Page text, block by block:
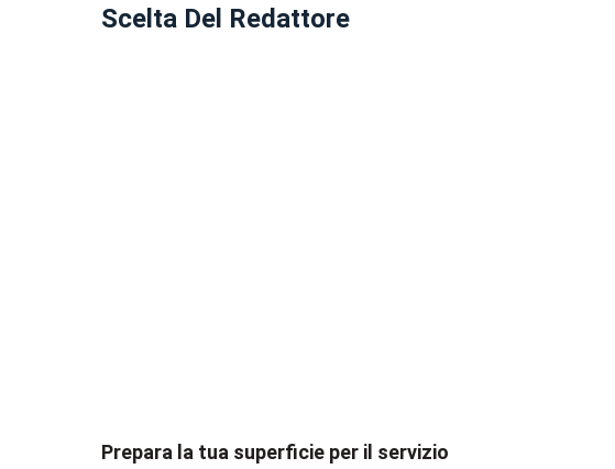
Scelta Del Redattore
Prepara la tua superficie per il servizio